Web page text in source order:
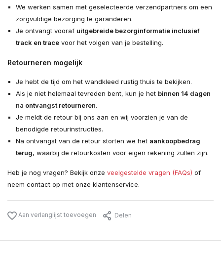
We werken samen met geselecteerde verzendpartners om een
zorgvuldige bezorging te garanderen.
Je ontvangt vooraf uitgebreide bezorginformatie inclusief
track en tracevoor het volgen van je bestelling.
Retourneren mogelijk
Je hebt de tijd om het wandkleed rustig thuis te bekijken.
Als je niet helemaal tevreden bent, kun je het binnen 14 dagen
na ontvangst retourneren.
Je meldt de retour bij ons aan en wij voorzien je van de
benodigde retourinstructies.
Na ontvangst van de retour storten we het aankoopbedrag
terug, waarbij de retourkosten voor eigen rekening zullen zijn.
Heb je nog vragen? Bekijk onze veelgestelde vragen (FAQs) of
neem contact op met onze klantenservice.
Aan verlanglijst toevoegen Delen